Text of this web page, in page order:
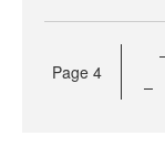
Page 4